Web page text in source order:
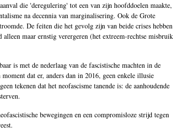
die 'deregulering' tot een van zijn hoofddoelen maakte,
na decennia van marginalisering. Ook de Grote
De feiten die het gevolg zijn van beide crises hebben
maar ernstig verergeren (het extreem-rechtse misbruik
is met de nederlaag van de fascistische machten in de
dat er, anders dan in 2016, geen enkele illusie
tekenen dat het neofascisme tanende is: de aanhoudende
bewegingen en een compromisloze strijd tegen